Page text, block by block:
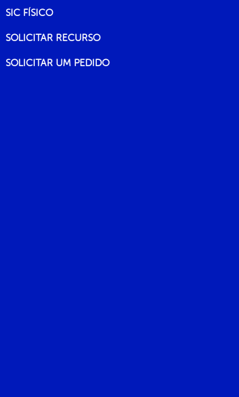
SIC FÍSICO
SOLICITAR RECURSO
SOLICITAR UM PEDIDO